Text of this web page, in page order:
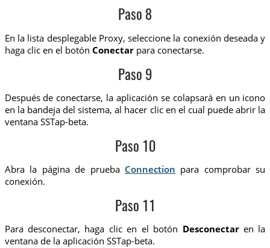
Paso 8
En la lista desplegable Proxy, seleccione la conexión deseada y
haga clic en el botón Conectarpara conectarse.
Paso 9
Después de conectarse, la aplicación se colapsará en un icono
en la bandeja del sistema, al hacer clic en el cual puede abrir la
ventana SSTap-beta.
Paso 10
Abra la página de prueba Connection para comprobar su
conexión.
Paso 11
Para desconectar, haga clic en el botón Desconectaren la
ventana de la aplicación SSTap-beta.